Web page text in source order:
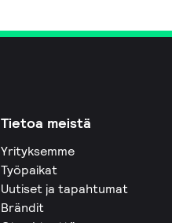
Tietoa meistä
Yrityksemme
Työpaikat
Uutiset ja tapahtumat
Brändit